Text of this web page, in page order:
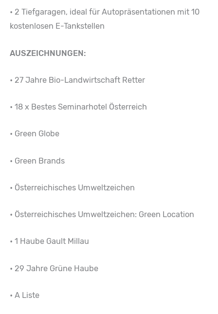
• 2 Tiefgaragen, ideal für Autopräsentationen mit 10
kostenlosen E-Tankstellen
AUSZEICHNUNGEN:
• 27 Jahre Bio-Landwirtschaft Retter
• 18 x Bestes Seminarhotel Österreich
• Green Globe
• Green Brands
• Österreichisches Umweltzeichen
• Österreichisches Umweltzeichen: Green Location
• 1 Haube Gault Millau
• 29 Jahre Grüne Haube
• A Liste